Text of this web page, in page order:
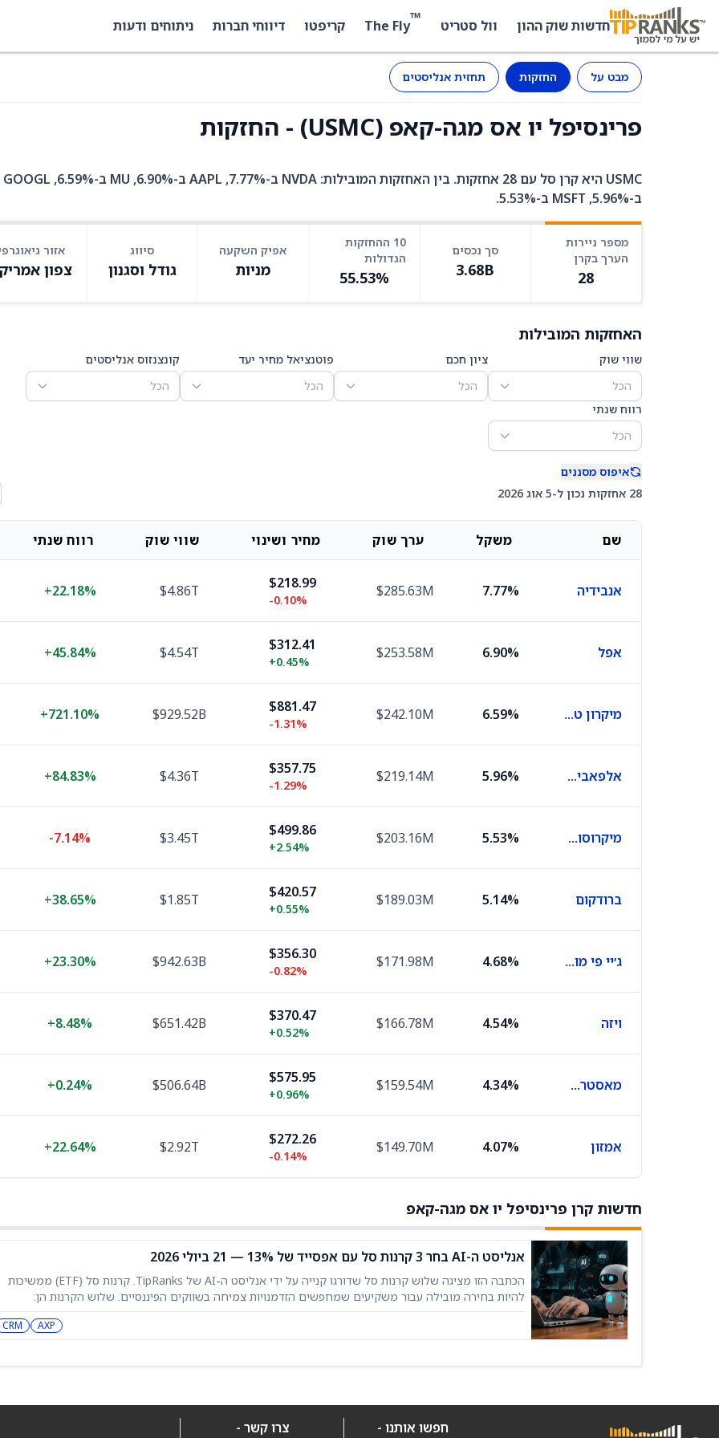
חדשות שוק ההון וול סטריט ™
The Fly קריפטו דיווחי חברות ניתוחים ודעות
מבט על החזקות תחזית אנליסטים
פרינסיפל יו אס מגה-קאפ (USMC) - החזקות
USMC היא קרן סל עם 28 אחזקות. בין האחזקות המובילות: NVDA ב-7.77%, AAPL ב-6.90%, MU ב-6.59%, GOOGL
ב-5.96%, MSFT ב-5.53%.
מספר ניירות
הערך בקרן
28
סך נכסים
3.68B
10 ההחזקות
הגדולות
55.53%
אפיק השקעה
מניות
סיווג
גודל וסגנון
אזור
צפון
האחזקות המובילות
שווי שוק
הכל
ציון חכם
הכל
פוטנציאל מחיר יעד
הכל
קונצנזוס אנליסטים
הכל
רווח שנתי
הכל
איפוס מסננים
28 אחזקות נכון ל-5 אוג 2026
שם משקל ערך שוק מחיר ושינוי שווי שוק רווח שנתי
אנבידיה 7.77%
$285.63M
$218.99
-0.10%
$4.86T
+22.18%
אפל 6.90%
$253.58M
$312.41
+0.45%
$4.54T
+45.84%
מיקרון טכנולוג'י 6.59%
$242.10M
$881.47
-1.31%
$929.52B
+721.10%
אלפאבית A 5.96%
$219.14M
$357.75
-1.29%
$4.36T
+84.83%
מיקרוסופט 5.53%
$203.16M
$499.86
+2.54%
$3.45T
-7.14%
ברודקום 5.14%
$189.03M
$420.57
+0.55%
$1.85T
+38.65%
ג׳יי פי מורגן 4.68%
$171.98M
$356.30
-0.82%
$942.63B
+23.30%
ויזה 4.54%
$166.78M
$370.47
+0.52%
$651.42B
+8.48%
מאסטרקארד 4.34%
$159.54M
$575.95
+0.96%
$506.64B
+0.24%
אמזון 4.07%
$149.70M
$272.26
-0.14%
$2.92T
+22.64%
חדשות קרן פרינסיפל יו אס מגה-קאפ
אנליסט ה-AI בחר 3 קרנות סל עם אפסייד של 13% — 21 ביולי 2026
הכתבה הזו מציגה שלוש קרנות סל שדורגו קנייה על ידי אנליסט ה-AI של TipRanks. קרנות סל (ETF) ממשיכות
להיות בחירה מובילה עבור משקיעים שמחפשים הזדמנויות צמיחה בשווקים הפיננסיים. שלוש הקרנות הן:
פרינסיפל יו אס מגה-קאפ (USMC) iShares Expanded Tech-Software Sector ETF (IGV) Fundstrat Granny
AXP
CRM
חפשו אותנו - צרו קשר -